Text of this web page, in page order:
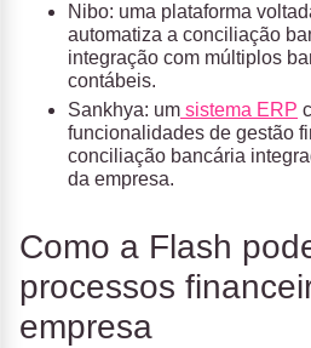
Nibo: uma plataforma
automatiza a conciliação
integração com múltiplos
contábeis.
Sankhya: um sistema ERP
funcionalidades de gestão
conciliação bancária
da empresa.
Como a Flash
processos
empresa